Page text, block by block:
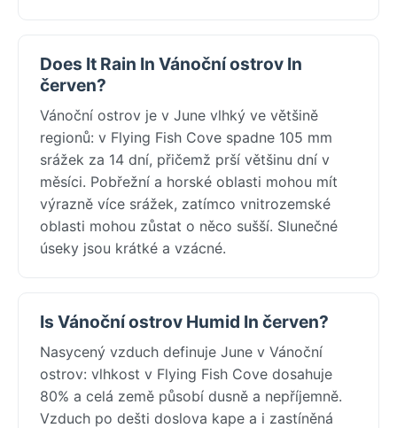
Does It Rain In Vánoční ostrov In
červen?
Vánoční ostrov je v June vlhký ve většině
regionů: v Flying Fish Cove spadne 105 mm
srážek za 14 dní, přičemž prší většinu dní v
měsíci. Pobřežní a horské oblasti mohou mít
výrazně více srážek, zatímco vnitrozemské
oblasti mohou zůstat o něco sušší. Slunečné
úseky jsou krátké a vzácné.
Is Vánoční ostrov Humid In červen?
Nasycený vzduch definuje June v Vánoční
ostrov: vlhkost v Flying Fish Cove dosahuje
80% a celá země působí dusně a nepříjemně.
Vzduch po dešti doslova kape a i zastíněná